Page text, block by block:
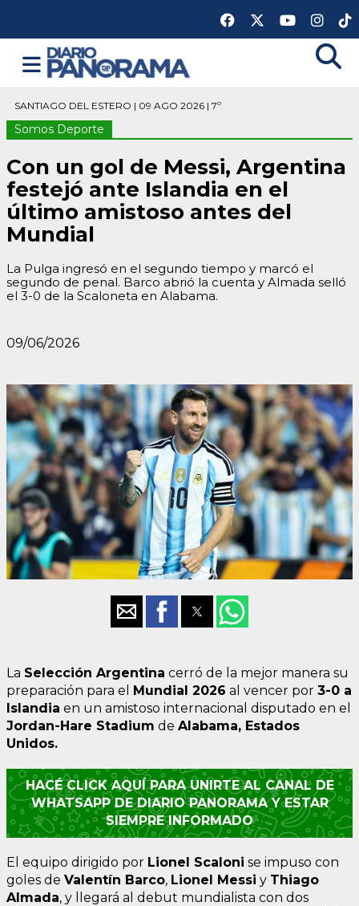
SANTIAGO DEL ESTERO | 09 AGO 2026 | 7º
Somos Deporte
Con un gol de Messi, Argentina
festejó ante Islandia en el
último amistoso antes del
Mundial
La Pulga ingresó en el segundo tiempo y marcó el
segundo de penal. Barco abrió la cuenta y Almada selló
el 3-0 de la Scaloneta en Alabama.
09/06/2026
La Selección Argentina cerró de la mejor manera su
preparación para el Mundial 2026 al vencer por 3-0 a
Islandia en un amistoso internacional disputado en el
Jordan-Hare Stadium de Alabama, Estados
Unidos.
HACÉ CLICK AQUÍ PARA UNIRTE AL CANAL DE
WHATSAPP DE DIARIO PANORAMA Y ESTAR
SIEMPRE INFORMADO
El equipo dirigido por Lionel Scaloni se impuso con
goles de Valentín Barco, Lionel Messi y Thiago
Almada, y llegará al debut mundialista con dos